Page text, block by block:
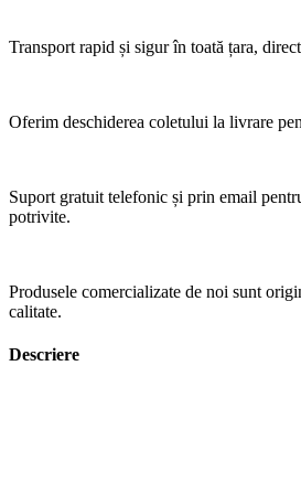
Transport rapid și sigur în toată țara,
Oferim deschiderea coletului la livrare
Suport gratuit telefonic și prin email
potrivite.
Produsele comercializate de noi sunt
calitate.
Descriere